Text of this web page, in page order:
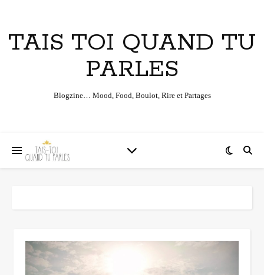
TAIS TOI QUAND TU
PARLES
Blogzine… Mood, Food, Boulot, Rire et Partages